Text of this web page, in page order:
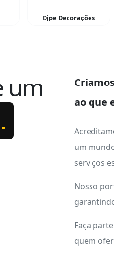
Djpe Decorações
um
ao que
um
serviços
Nosso
Faça
quem